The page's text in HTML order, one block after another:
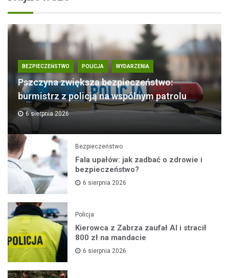
BEZPIECZEŃSTWO POLICJA WYDARZENIA
Pszczyna zwiększa bezpieczeństwo:
burmistrz z policją na wspólnym patrolu
6 sierpnia 2026
Bezpieczeństwo
Fala upałów: jak zadbać o zdrowie i
bezpieczeństwo?
6 sierpnia 2026
Policja
Kierowca z Zabrza zaufał AI i stracił
800 zł na mandacie
6 sierpnia 2026